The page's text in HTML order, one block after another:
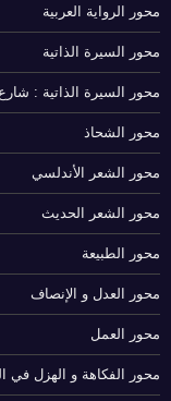
محور الرواية العربية
محور السيرة الذاتية
محور السيرة الذاتية :
محور الشحاذ
محور الشعر الأندلسي
محور الشعر الحديث
محور الطبيعة
محور العدل و الإنصاف
محور العمل
محور الفكاهة و الهزل في